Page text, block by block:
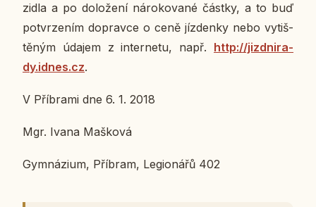
zi­dla a po do­lo­že­ní ná­ro­ko­va­né částky, a to buď
po­tvr­ze­ním do­prav­ce o ceně jíz­den­ky nebo vy­tiš­
tě­ným údajem z in­ter­ne­tu, např. http://jizd­ni­ra­
dy.idnes.cz.
V Pří­bra­mi dne 6. 1. 2018
Mgr. Ivana Maš­ko­vá
Gym­ná­zi­um, Pří­bram, Le­gi­o­ná­řů 402